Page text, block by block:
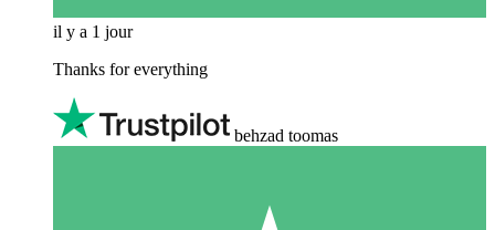
il y a 1 jour
Thanks for everything
behzad toomas